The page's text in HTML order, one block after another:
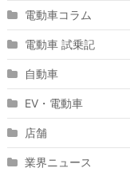
電動車コラム
電動車 試乗記
自動車
EV・電動車
店舗
業界ニュース